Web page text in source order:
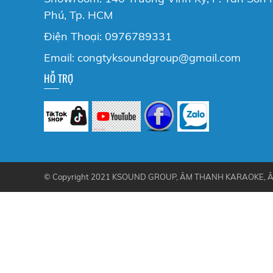
Phú, Tp. HCM
Điện Thoại: 0976789331
Email: congtyksoundgroup@gmail.com
HỖ TRỢ
© Copyright 2021 KSOUND GROUP, ÂM THANH KARAOKE,